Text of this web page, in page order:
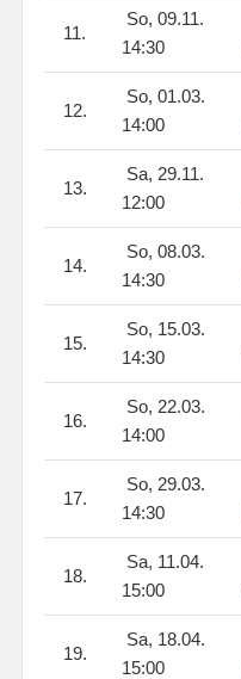
11.
So, 09.11.
14:30
12.
So, 01.03.
14:00
13.
Sa, 29.11.
12:00
14.
So, 08.03.
14:30
15.
So, 15.03.
14:30
16.
So, 22.03.
14:00
17.
So, 29.03.
14:30
18.
Sa, 11.04.
15:00
19.
Sa, 18.04.
15:00